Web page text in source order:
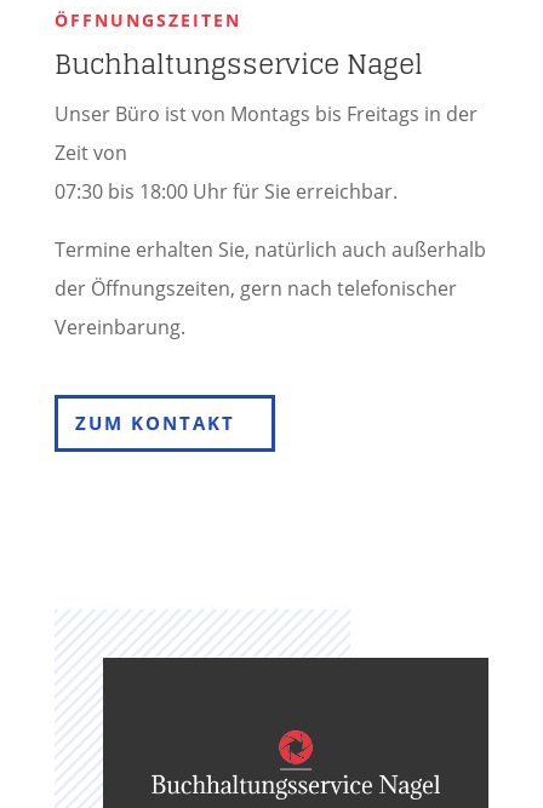
ÖFFNUNGSZEITEN
Buchhaltungsservice Nagel
Unser Büro ist von Montags bis Freitags in der
Zeit von
07:30 bis 18:00 Uhr für Sie erreichbar.
Termine erhalten Sie, natürlich auch außerhalb
der Öffnungszeiten, gern nach telefonischer
Vereinbarung.
ZUM KONTAKT